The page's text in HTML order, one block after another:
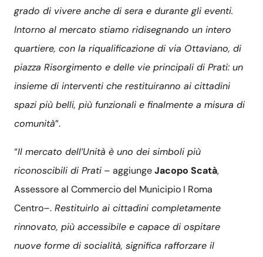
grado di vivere anche di sera e durante gli eventi.
Intorno al mercato stiamo ridisegnando un intero
quartiere, con la riqualificazione di via Ottaviano, di
piazza Risorgimento e delle vie principali di Prati: un
insieme di interventi che restituiranno ai cittadini
spazi più belli, più funzionali e finalmente a misura di
comunità”.
“Il mercato dell’Unità è uno dei simboli più
riconoscibili di Prati – aggiungeJacopo Scatà,
Assessore al Commercio del Municipio I Roma
Centro–. Restituirlo ai cittadini completamente
rinnovato, più accessibile e capace di ospitare
nuove forme di socialità, significa rafforzare il